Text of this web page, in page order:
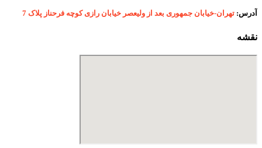
آدرس: تهران-خیابان جمهوری بعد از ولیعصر خیابان رازی کوچه فرحناز پلاک 7
نقشه